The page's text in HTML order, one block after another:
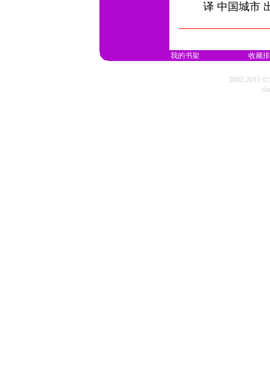
译 中国城市
我的书架 收藏
2002-2013